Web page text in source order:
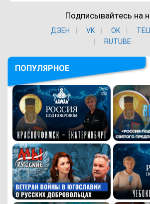
Подписывайтесь на
ДЗЕН VK ОK
RUTUBE
ПОПУЛЯРНОЕ